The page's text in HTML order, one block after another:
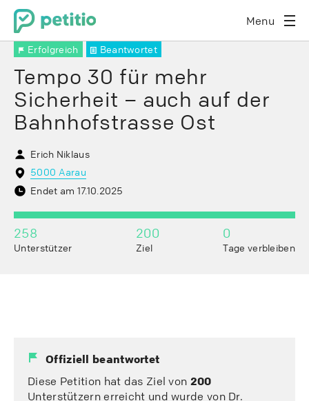
Menu
Erfolgreich Beantwortet
Tempo 30 für mehr
Sicherheit – auch auf der
Bahnhofstrasse Ost
Erich Niklaus
5000 Aarau
Endet am 17.10.2025
258
Unterstützer
200
Ziel
0
Tage verbleiben
Offiziell beantwortet
Diese Petition hat das Ziel von 200
Unterstützern erreicht und wurde von Dr.